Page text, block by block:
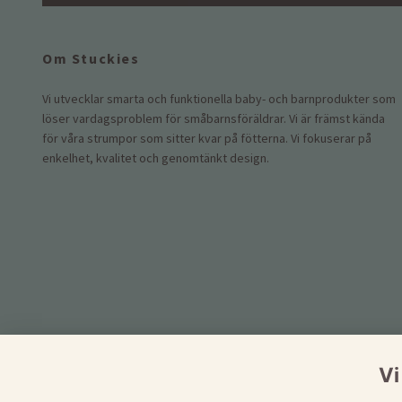
Om Stuckies
Vi utvecklar smarta och funktionella baby- och barnprodukter som
löser vardagsproblem för småbarnsföräldrar. Vi är främst kända
för våra strumpor som sitter kvar på fötterna. Vi fokuserar på
enkelhet, kvalitet och genomtänkt design.